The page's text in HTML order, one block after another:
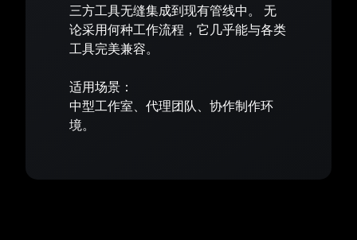
三方工具无缝集成到现有管线中。 无
论采用何种工作流程，它几乎能与各类
工具完美兼容。
适用场景：
中型工作室、代理团队、协作制作环
境。